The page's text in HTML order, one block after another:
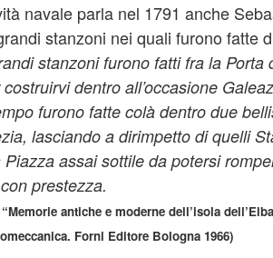
navale parla nel 1791 anche
stanzoni nei quali furono fatte
stanzoni furono fatti fra la Porta
dentro all’occasione
furono fatte colà dentro due
lasciando a dirimpetto di quelli
assai sottile da potersi
prestezza.
antiche e moderne dell’isola
Forni Editore Bologna 1966)